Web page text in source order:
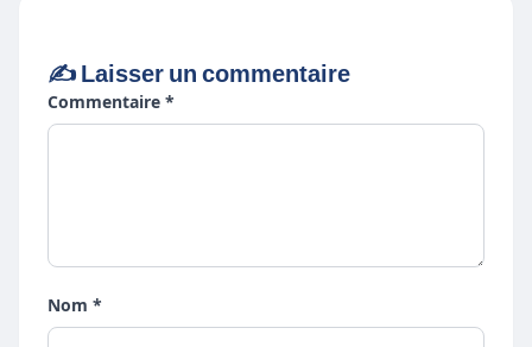
✍️ Laisser un commentaire
Commentaire *
Nom *